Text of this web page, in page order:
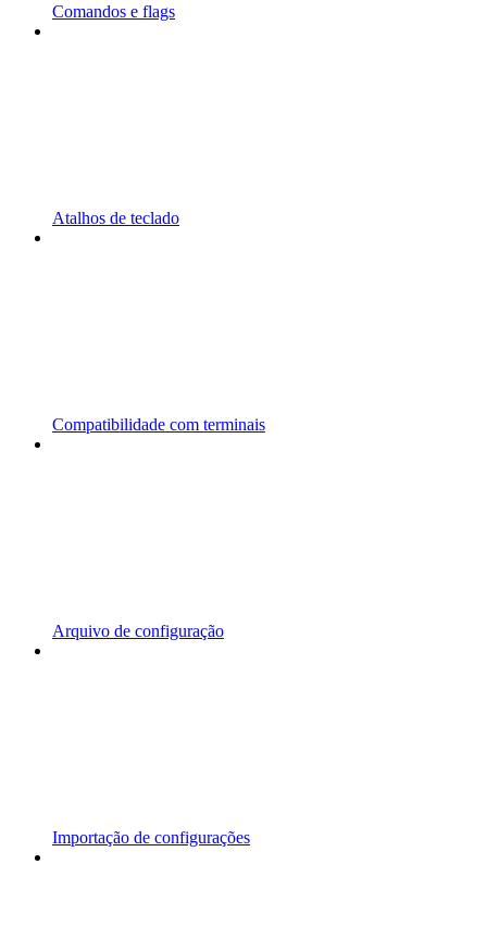
Comandos e flags
Atalhos de teclado
Compatibilidade com terminais
Arquivo de configuração
Importação de configurações